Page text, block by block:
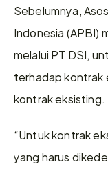
Sebelumnya,
Indonesia (APBI)
melalui PT DSI,
terhadap kontrak
kontrak eksisting.
“Untuk kontrak
yang harus